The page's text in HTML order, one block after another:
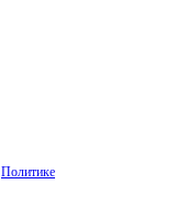
Политике